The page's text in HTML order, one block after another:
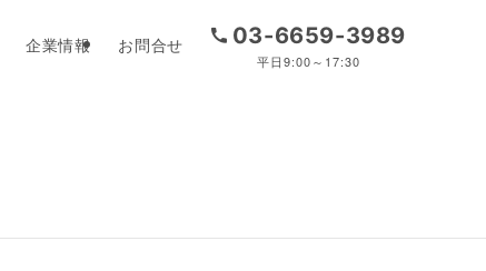
企業情報 お問合せ 03-6659-3989
平日9:00～17:30